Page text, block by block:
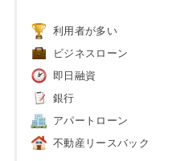
利用者が多い
ビジネスローン
即日融資
銀行
アパートローン
不動産リースバック